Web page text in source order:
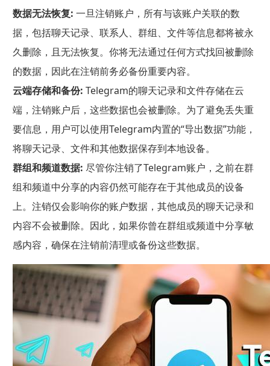
数据无法恢复: 一旦注销账户，所有与该账户关联的数
据，包括聊天记录、联系人、群组、文件等信息都将被永
久删除，且无法恢复。你将无法通过任何方式找回被删除
的数据，因此在注销前务必备份重要内容。
云端存储和备份: Telegram的聊天记录和文件存储在云
端，注销账户后，这些数据也会被删除。为了避免丢失重
要信息，用户可以使用Telegram内置的“导出数据”功能，
将聊天记录、文件和其他数据保存到本地设备。
群组和频道数据: 尽管你注销了Telegram账户，之前在群
组和频道中分享的内容仍然可能存在于其他成员的设备
上。注销仅会影响你的账户数据，其他成员的聊天记录和
内容不会被删除。因此，如果你曾在群组或频道中分享敏
感内容，确保在注销前清理或备份这些数据。